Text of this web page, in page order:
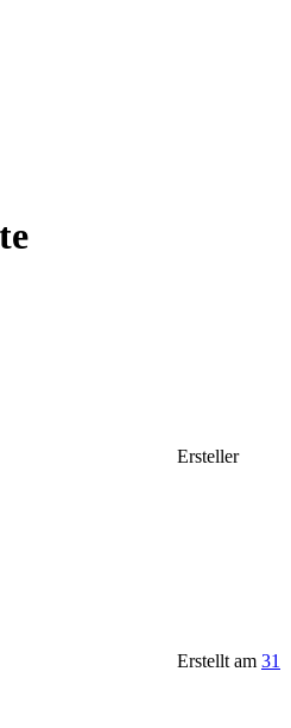
Ersteller
Erstellt am 31